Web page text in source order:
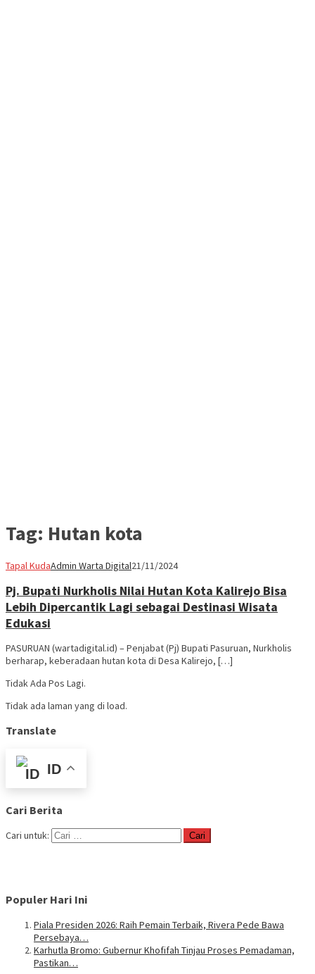
Tag: Hutan kota
Tapal KudaAdmin Warta Digital21/11/2024
Pj. Bupati Nurkholis Nilai Hutan Kota Kalirejo Bisa
Lebih Dipercantik Lagi sebagai Destinasi Wisata
Edukasi
PASURUAN (wartadigital.id) – Penjabat (Pj) Bupati Pasuruan, Nurkholis
berharap, keberadaan hutan kota di Desa Kalirejo, […]
Tidak Ada Pos Lagi.
Tidak ada laman yang di load.
Translate
ID
Cari Berita
Cari untuk:
Populer Hari Ini
Piala Presiden 2026: Raih Pemain Terbaik, Rivera Pede Bawa
Persebaya…
Karhutla Bromo: Gubernur Khofifah Tinjau Proses Pemadaman,
Pastikan…